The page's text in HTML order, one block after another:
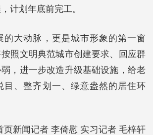
计划年底前完工。
的大动脉，更是城市形象的第一窗
照文明典范城市创建要求、回应群
，进一步改造升级基础设施，给老
目、整齐划一、绿意盎然的居住环
页新闻记者 李倚慰 实习记者 毛梓轩